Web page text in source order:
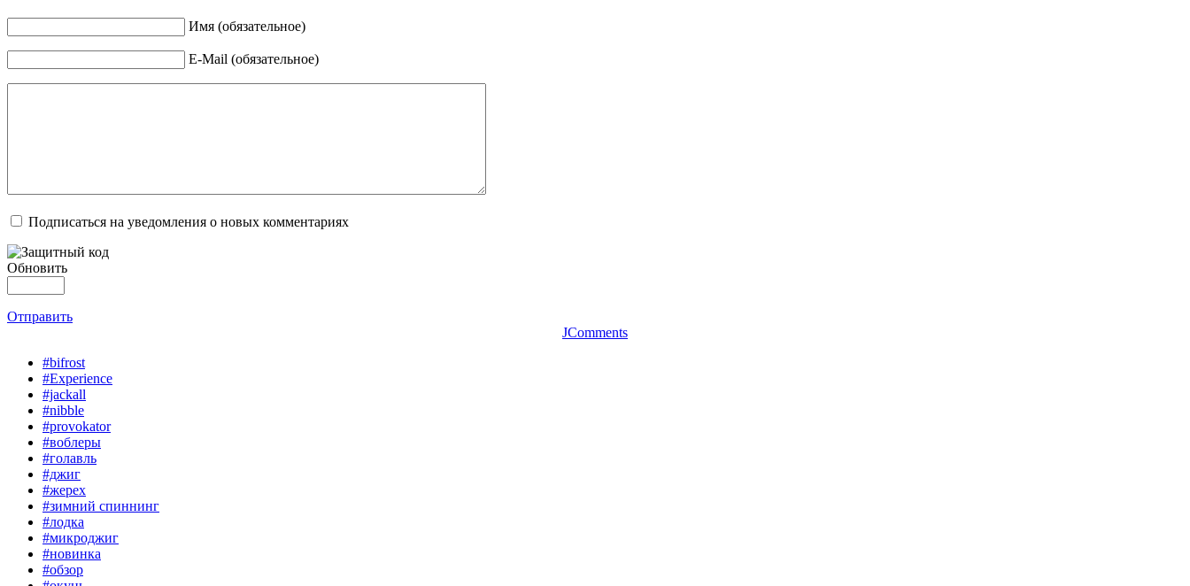
Имя (обязательное)
E-Mail (обязательное)
Подписаться на уведомления о новых комментариях
Обновить
Отправить
JComments
#bifrost
#Experience
#jackall
#nibble
#provokator
#воблеры
#голавль
#джиг
#жерех
#зимний спиннинг
#лодка
#микроджиг
#новинка
#обзор